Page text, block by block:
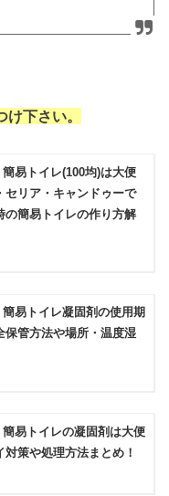
下さい。
易トイレ(100均)は大便
セリア・キャンドゥーで
の簡易トイレの作り方解
易トイレ凝固剤の使用期
保管方法や場所・温度湿
易トイレの凝固剤は大便
策や処理方法まとめ！